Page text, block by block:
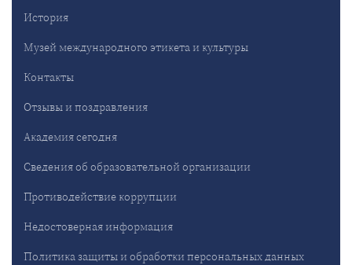
История
Музей международного этикета и культуры
Контакты
Отзывы и поздравления
Академия сегодня
Сведения об образовательной организации
Противодействие коррупции
Недостоверная информация
Политика защиты и обработки персональных данных